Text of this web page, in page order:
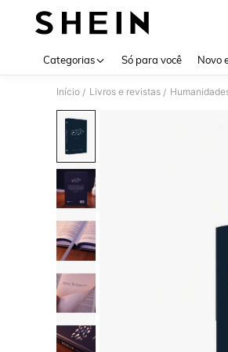
Categorias Só para você Novo
Início / Livros e revistas /